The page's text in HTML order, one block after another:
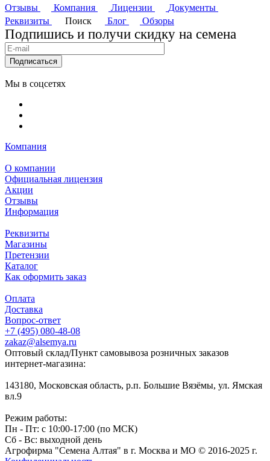
Отзывы
Компания Лицензии
Документы
Реквизиты
Поиск Блог Обзоры
Подпишись и получи скидку на семена
Подписаться
Мы в соцсетях
Компания
О компании
Официальная лицензия
Акции
Отзывы
Информация
Реквизиты
Магазины
Претензии
Каталог
Как оформить заказ
Оплата
Доставка
Вопрос-ответ
+7 (495) 080-48-08
zakaz@alsemya.ru
Оптовый склад/Пункт самовывоза розничных заказов
интернет-магазина:
143180, Московская область, р.п. Большие Вязёмы, ул. Ямская
вл.9
Режим работы:
Пн - Пт: с 10:00-17:00 (по МСК)
Сб - Вс: выходной день
Агрофирма "Семена Алтая" в г. Москва и МО © 2016-2025 г.